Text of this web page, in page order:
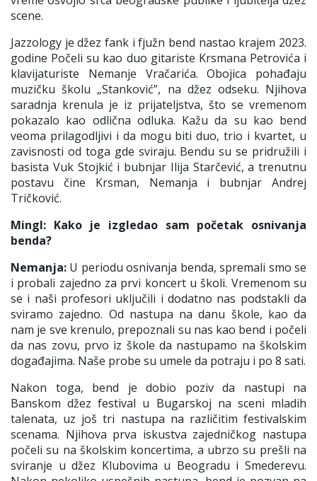
scene.
Jazzology je džez fank i fjužn bend nastao krajem 2023.
godine Počeli su kao duo gitariste Krsmana Petrovića i
klavijaturiste Nemanje Vračarića. Obojica pohađaju
muzičku školu „Stanković”, na džez odseku. Njihova
saradnja krenula je iz prijateljstva, što se vremenom
pokazalo kao odlična odluka. Kažu da su kao bend
veoma prilagodljivi i da mogu biti duo, trio i kvartet, u
zavisnosti od toga gde sviraju. Bendu su se pridružili i
basista Vuk Stojkić i bubnjar Ilija Starčević, a trenutnu
postavu čine Krsman, Nemanja i bubnjar Andrej
Tričković.
Mingl: Kako je izgledao sam početak osnivanja
benda?
Nemanja: U periodu osnivanja benda, spremali smo se
i probali zajedno za prvi koncert u školi. Vremenom su
se i naši profesori uključili i dodatno nas podstakli da
sviramo zajedno. Od nastupa na danu škole, kao da
nam je sve krenulo, prepoznali su nas kao bend i počeli
da nas zovu, prvo iz škole da nastupamo na školskim
događajima. Naše probe su umele da potraju i po 8 sati.
Nakon toga, bend je dobio poziv da nastupi na
Banskom džez festival u Bugarskoj na sceni mladih
talenata, uz još tri nastupa na različitim festivalskim
scenama. Njihova prva iskustva zajedničkog nastupa
počeli su na školskim koncertima, a ubrzo su prešli na
sviranje u džez Klubovima u Beogradu i Smederevu.